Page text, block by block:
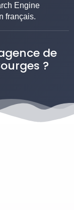
Engine
français.
de
?